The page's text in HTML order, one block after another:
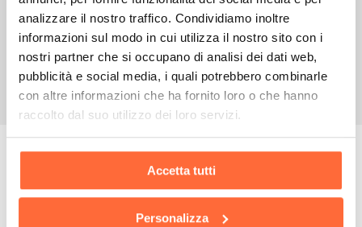
analizzare il nostro traffico. Condividiamo inoltre
informazioni sul modo in cui utilizza il nostro sito con i
nostri partner che si occupano di analisi dei dati web,
pubblicità e social media, i quali potrebbero combinarle
con altre informazioni che ha fornito loro o che hanno
raccolto dal suo utilizzo dei loro servizi.
Accetta tutti
Personalizza